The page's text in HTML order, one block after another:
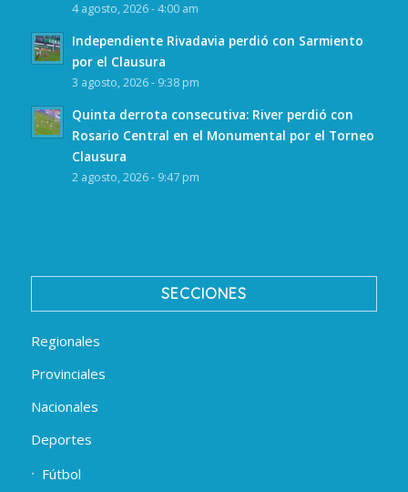
4 agosto, 2026 - 4:00 am
Independiente Rivadavia perdió con Sarmiento
por el Clausura
3 agosto, 2026 - 9:38 pm
Quinta derrota consecutiva: River perdió con
Rosario Central en el Monumental por el Torneo
Clausura
2 agosto, 2026 - 9:47 pm
SECCIONES
Regionales
Provinciales
Nacionales
Deportes
Fútbol